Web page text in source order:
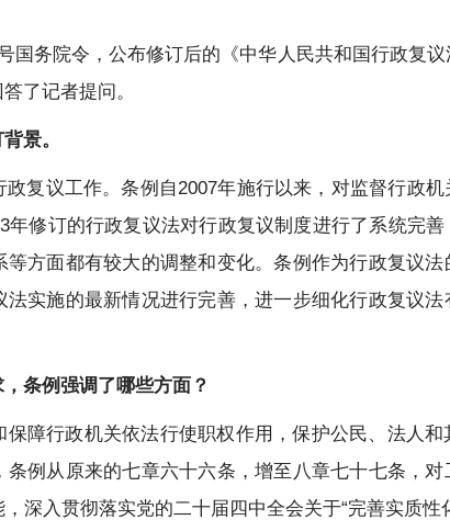
国务院令，公布修订后的《中华人民共和国行政复
了记者提问。
景。
复议工作。条例自2007年施行以来，对监督行政
年修订的行政复议法对行政复议制度进行了系统完
方面都有较大的调整和变化。条例作为行政复议
实施的最新情况进行完善，进一步细化行政复议
条例强调了哪些方面？
保障行政机关依法行使职权作用，保护公民、法人
例从原来的七章六十六条，增至八章七十七条，
深入贯彻落实党的二十届四中全会关于“完善实质